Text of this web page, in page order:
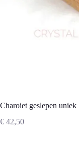
Charoiet geslepen uniek
€ 42,50